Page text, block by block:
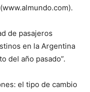
de pasajeros
en la Argentina
del año pasado”.
el tipo de cambio